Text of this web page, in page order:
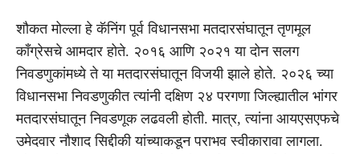
शौकत मोल्ला हे कॅनिंग पूर्व विधानसभा मतदारसंघातून तृणमूल
काँग्रेसचे आमदार होते. २०१६ आणि २०२१ या दोन सलग
निवडणुकांमध्ये ते या मतदारसंघातून विजयी झाले होते. २०२६ च्या
विधानसभा निवडणुकीत त्यांनी दक्षिण २४ परगणा जिल्ह्यातील भांगर
मतदारसंघातून निवडणूक लढवली होती. मात्र, त्यांना आयएसएफचे
उमेदवार नौशाद सिद्दीकी यांच्याकडून पराभव स्वीकारावा लागला.